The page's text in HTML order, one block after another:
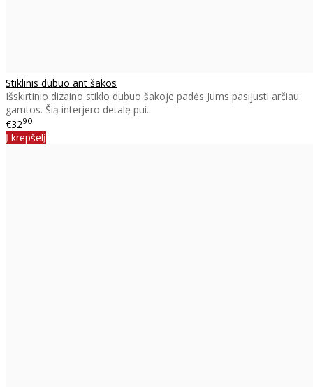
Stiklinis dubuo ant šakos
Išskirtinio dizaino stiklo dubuo šakoje padės Jums pasijusti arčiau
gamtos. Šią interjero detalę pui..
€3290
Į krepšelį